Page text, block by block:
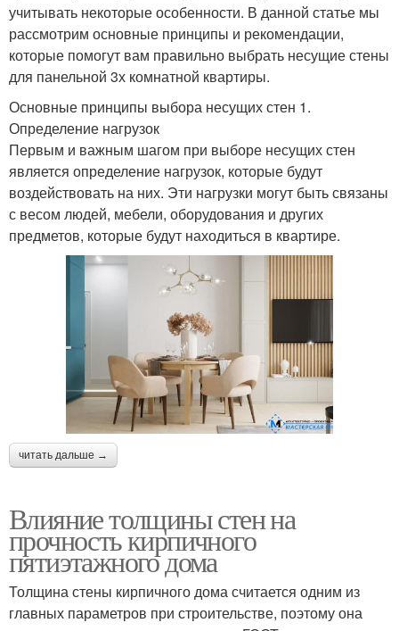
учитывать некоторые особенности. В данной статье мы
рассмотрим основные принципы и рекомендации,
которые помогут вам правильно выбрать несущие стены
для панельной 3х комнатной квартиры.
Основные принципы выбора несущих стен 1.
Определение нагрузок
Первым и важным шагом при выборе несущих стен
является определение нагрузок, которые будут
воздействовать на них. Эти нагрузки могут быть связаны
с весом людей, мебели, оборудования и других
предметов, которые будут находиться в квартире.
читать дальше →
Влияние толщины стен на
прочность кирпичного
пятиэтажного дома
Толщина стены кирпичного дома считается одним из
главных параметров при строительстве, поэтому она